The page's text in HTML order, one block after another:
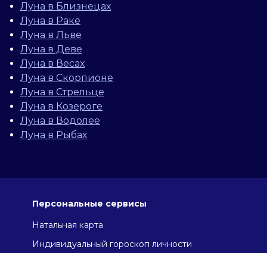
Луна в Близнецах
Луна в Раке
Луна в Льве
Луна в Деве
Луна в Весах
Луна в Скорпионе
Луна в Стрельце
Луна в Козероге
Луна в Водолее
Луна в Рыбах
Персональные сервисы
Натальная карта
Индивидуальный гороскоп личности